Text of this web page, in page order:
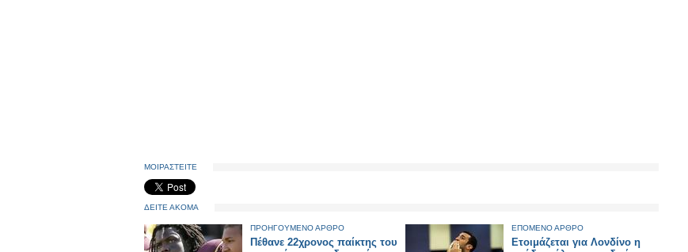
ΜΟΙΡΑΣΤΕΙΤΕ
ΔΕΙΤΕ ΑΚΟΜΑ
ΠΡΟΗΓΟΥΜΕΝΟ ΑΡΘΡΟ
Πέθανε 22χρονος παίκτης του
ΕΠΟΜΕΝΟ ΑΡΘΡΟ
Ετοιμάζεται για Λονδίνο η